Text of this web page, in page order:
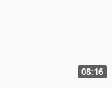
08:16